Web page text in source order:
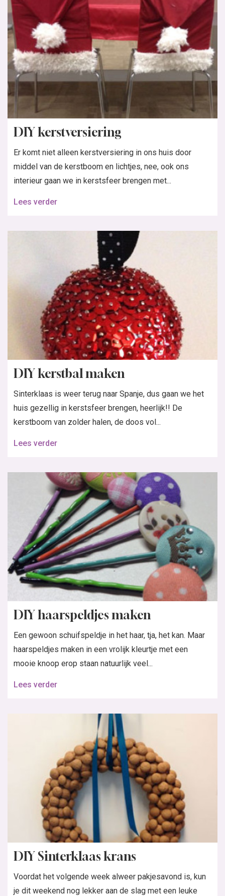
DIY kerstversiering
Er komt niet alleen kerstversiering in ons huis door
middel van de kerstboom en lichtjes, nee, ook ons
interieur gaan we in kerstsfeer brengen met...
Lees verder
DIY kerstbal maken
Sinterklaas is weer terug naar Spanje, dus gaan we het
huis gezellig in kerstsfeer brengen, heerlijk!! De
kerstboom van zolder halen, de doos vol...
Lees verder
DIY haarspeldjes maken
Een gewoon schuifspeldje in het haar, tja, het kan. Maar
haarspeldjes maken in een vrolijk kleurtje met een
mooie knoop erop staan natuurlijk veel...
Lees verder
DIY Sinterklaas krans
Voordat het volgende week alweer pakjesavond is, kun
je dit weekend nog lekker aan de slag met een leuke